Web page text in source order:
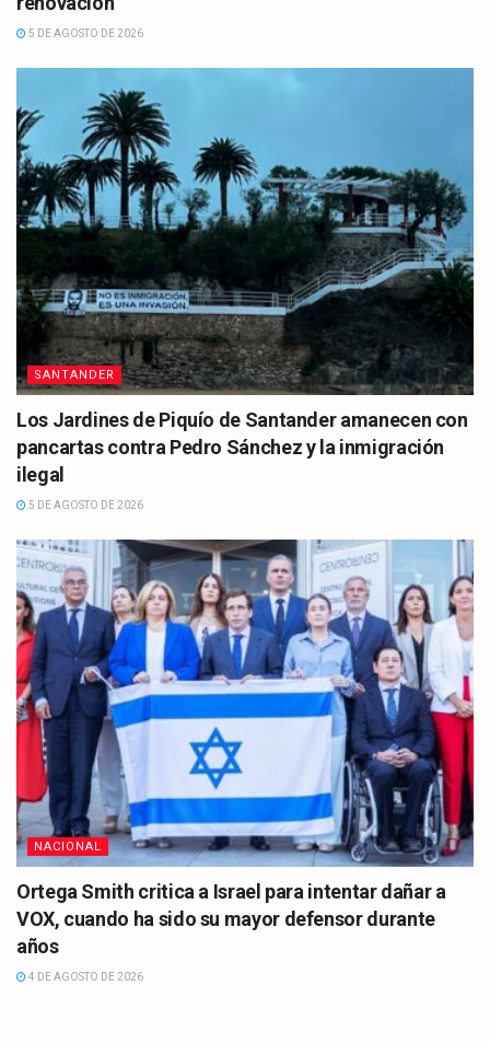
5 DE AGOSTO DE 2026
SANTANDER
Los Jardines de Piquío de Santander amanecen con
pancartas contra Pedro Sánchez y la inmigración
ilegal
5 DE AGOSTO DE 2026
NACIONAL
Ortega Smith critica a Israel para intentar dañar a
VOX, cuando ha sido su mayor defensor durante
años
4 DE AGOSTO DE 2026